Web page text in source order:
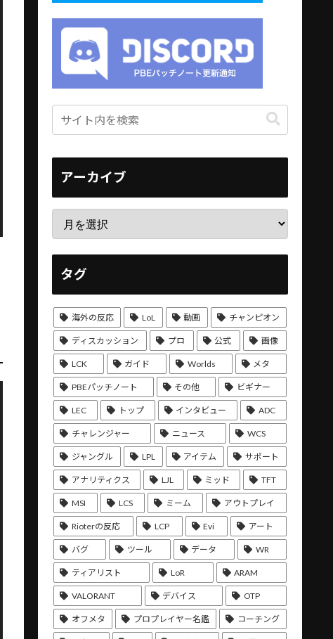
アーカイブ
タグ
海外の反応 LoL 動画 チャンピオン
ディスカッション プロ 公式 画像
LCK ガイド Worlds メタ
PBEパッチノート その他 ビギナー
LEC トップ インタビュー ADC
チャレンジャー ニュース WCS
ジャングル LPL アイテム サポート
アナリティクス LJL ミッド TFT
MSI LCS ミーム アウトプレイ
Rioterの反応 LCP Evi アート
バグ ツール データ WR
ティアリスト LoR ARAM
VALORANT デバイス OTP
オフメタ プロプレイヤー名鑑 コーチング